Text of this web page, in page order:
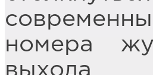
номера
выхода